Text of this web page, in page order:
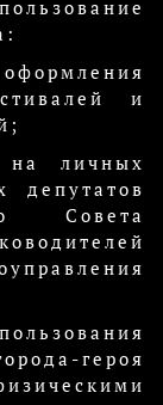
и
на личных
депутатов
Совета
героя